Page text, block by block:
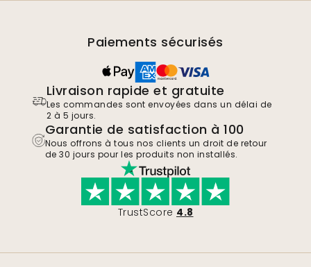
Paiements sécurisés
Livraison rapide et gratuite
Les commandes sont envoyées dans un délai de
2 à 5 jours.
Garantie de satisfaction à 100
Nous offrons à tous nos clients un droit de retour
de 30 jours pour les produits non installés.
TrustScore 4.8